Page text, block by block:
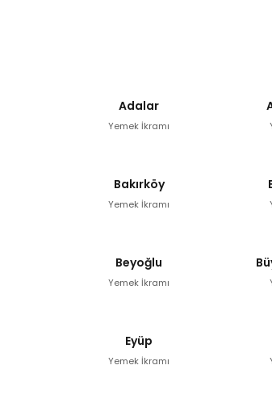
Adalar
Yemek İkramı
Bakırköy
Yemek İkramı
Beyoğlu
Yemek İkramı
Eyüp
Yemek İkramı